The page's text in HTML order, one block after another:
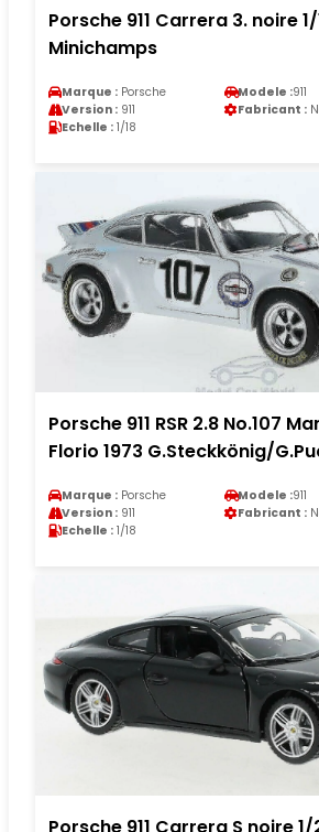
Porsche 911 Carrera 3. noire 1/
Minichamps
Marque : Porsche Modele :911
Version : 911 Fabricant :
Echelle : 1/18
Porsche 911 RSR 2.8 No.107
Florio 1973 G.Steckkönig/
Marque : Porsche Modele :911
Version : 911 Fabricant :
Echelle : 1/18
Porsche 911 Carrera S noire